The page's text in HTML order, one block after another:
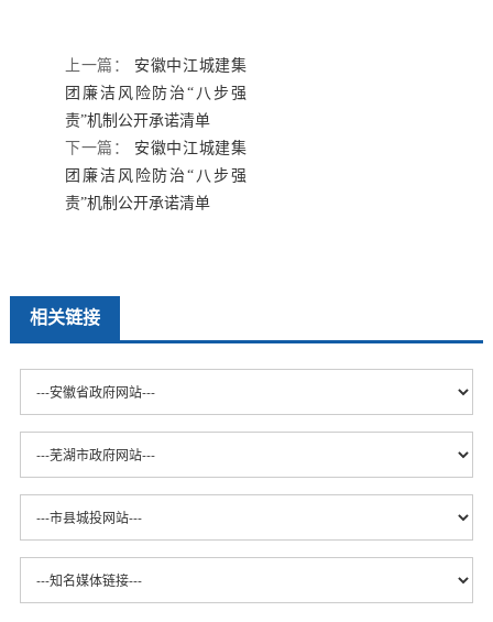
上一篇： 安徽中江城建集
团廉洁风险防治“八步强
责”机制公开承诺清单
下一篇： 安徽中江城建集
团廉洁风险防治“八步强
责”机制公开承诺清单
相关链接